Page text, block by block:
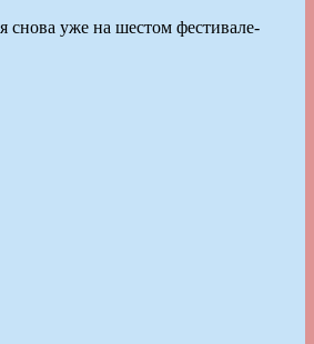
снова уже на шестом фестивале-